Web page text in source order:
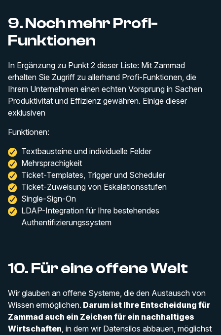
9. Noch mehr Profi-
Funktionen
In Ergänzung zu Punkt 2 dieser Liste: Mit Zammad
erhalten Sie Zugriff zu allerhand Profi-Funktionen, die
Ihrem Unternehmen einen echten Vorsprung in Sachen
Produktivität und Effizienz gewähren. Einige dieser
exklusiven
Funktionen:
Textbausteine und individuelle Felder
Mehrsprachigkeit
Ticket-Templates, Trigger und Scheduler
Ticket-Zuweisung von Eskalationsstufen
Single-Sign-On
LDAP-Integration für Ihre bestehendes
Authentifizierungssystem
10. Für eine offene Welt
Wir glauben an offene Systeme, die den Austausch von
Wissen ermöglichen. Darum ist Ihre Entscheidung für
Zammad auch ein Zeichen für ein nachhaltiges
Wirtschaften, in dem wir Datensilos abbauen, möglichst